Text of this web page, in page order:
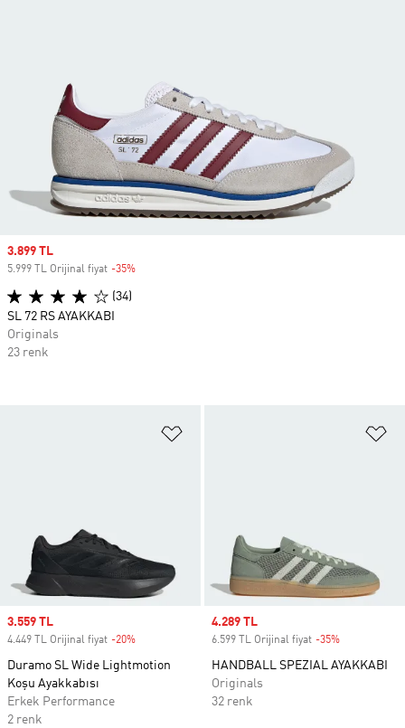
Sale price
3.559 TL
4.449 TL Orijinal fiyat -20%
Duramo SL Wide Lightmotion
Koşu Ayakkabısı
Erkek Performance
2 renk
Sale price
4.289 TL
6.599 TL Orijinal fiyat -35%
HANDBALL SPEZIAL AYAKKABI
Originals
32 renk
Sale price
3.899 TL
5.999 TL Orijinal fiyat -35%
(34)
SL 72 RS AYAKKABI
Originals
23 renk